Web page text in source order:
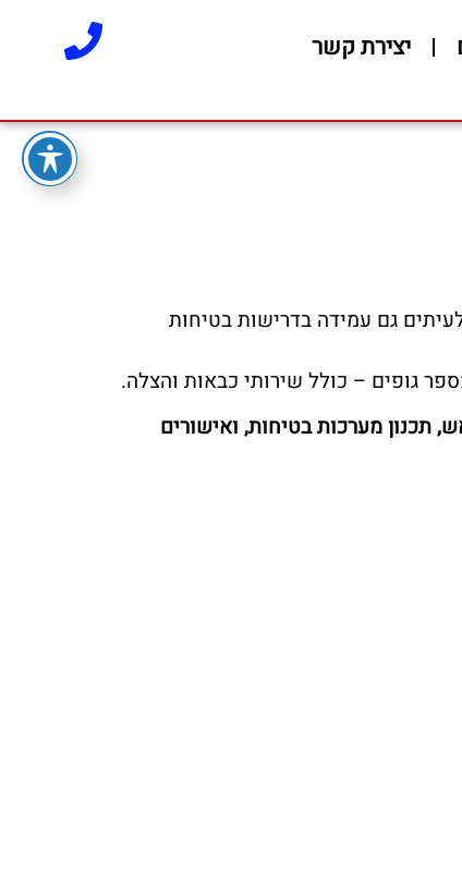
יצירת קשר
גם עמידה בדרישות בטיחות
גופים – כולל שירותי כבאות והצלה.
תכנון מערכות בטיחות, ואישורים